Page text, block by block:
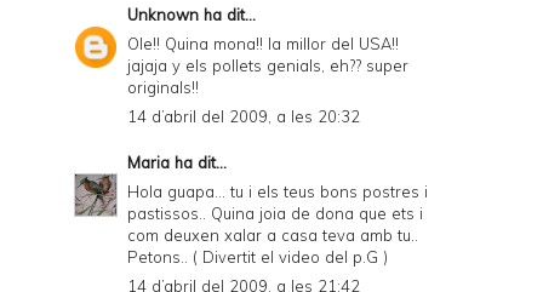
Unknown ha dit...
Ole!! Quina mona!! la millor del USA!!
jajaja y els pollets genials, eh?? super
originals!!
14 d’abril del 2009, a les 20:32
Maria ha dit...
Hola guapa... tu i els teus bons postres i
pastissos.. Quina joia de dona que ets i
com deuxen xalar a casa teva amb tu..
Petons.. ( Divertit el video del p.G )
14 d’abril del 2009, a les 21:42